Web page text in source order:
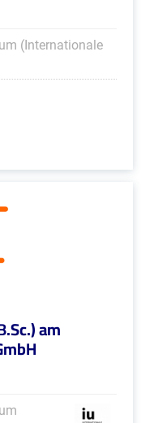
(Internationale
am